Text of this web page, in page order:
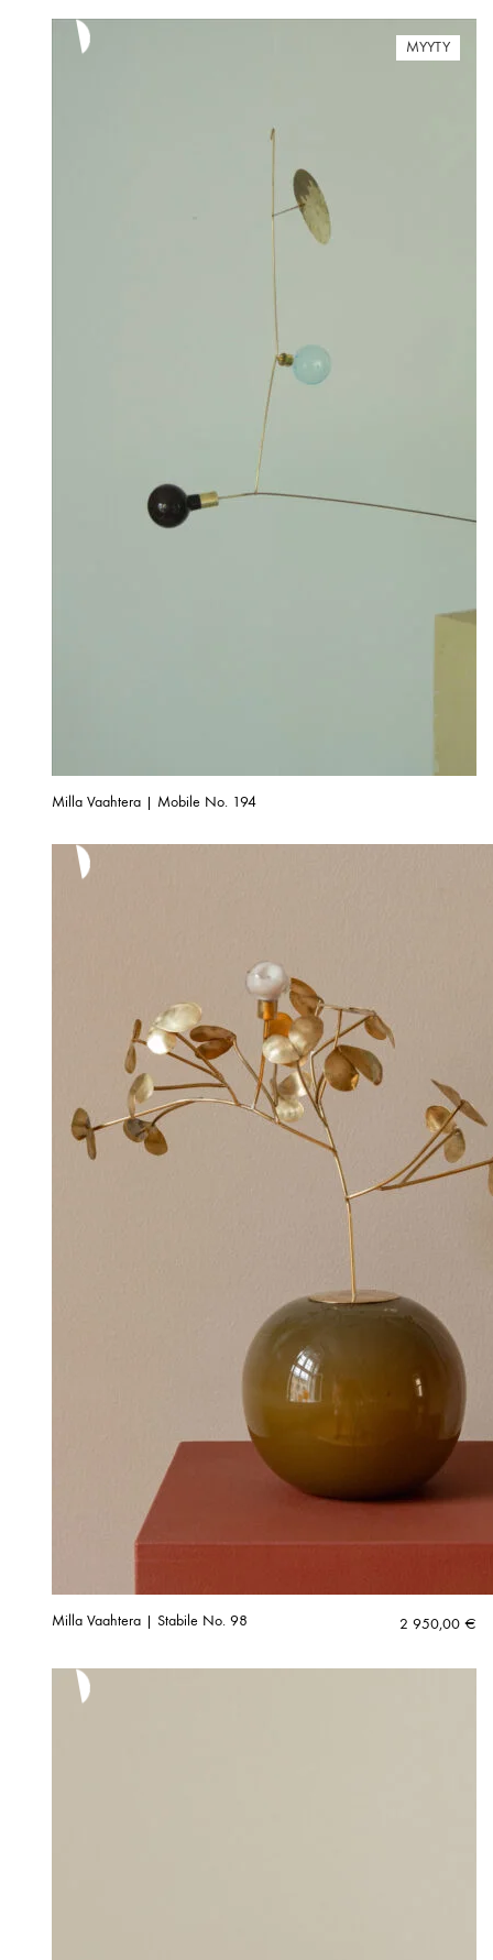
MYYTY
Milla Vaahtera | Mobile No. 194
Milla Vaahtera | Stabile No. 98 2 950,00 €